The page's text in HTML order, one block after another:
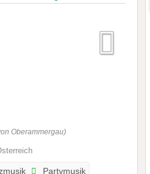
Oberammergau)
Partymusik